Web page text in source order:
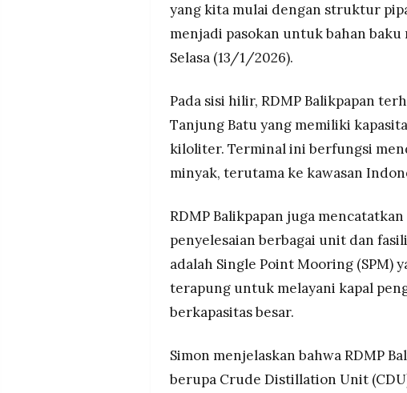
yang kita mulai dengan struktur
menjadi pasokan untuk bahan
Selasa (13/1/2026).
Pada sisi hilir, RDMP Balikpapan
Tanjung Batu yang memiliki
kiloliter. Terminal ini berfungsi
minyak, terutama ke kawasan
RDMP Balikpapan juga
penyelesaian berbagai unit dan
adalah Single Point Mooring (SPM)
terapung untuk melayani kapal
berkapasitas besar.
Simon menjelaskan bahwa RDMP
berupa Crude Distillation Unit